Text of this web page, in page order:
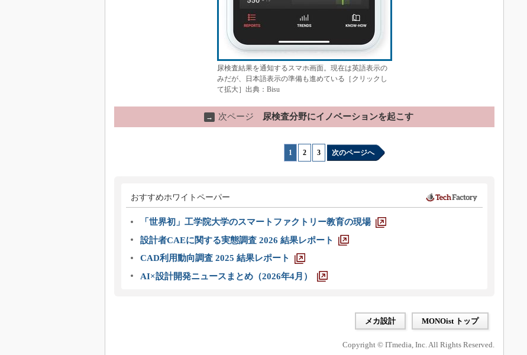
尿検査結果を通知するスマホ画面。現在は英語表示の
みだが、日本語表示の準備も進めている［クリックし
て拡大］出典：Bisu
→ 次ページ 尿検査分野にイノベーションを起こす
1 2 3 次のページへ
おすすめホワイトペーパー
「世界初」工学院大学のスマートファクトリー教育の現場
設計者CAEに関する実態調査 2026 結果レポート
CAD利用動向調査 2025 結果レポート
AI×設計開発ニュースまとめ（2026年4月）
メカ設計 MONOist トップ
Copyright © ITmedia, Inc. All Rights Reserved.